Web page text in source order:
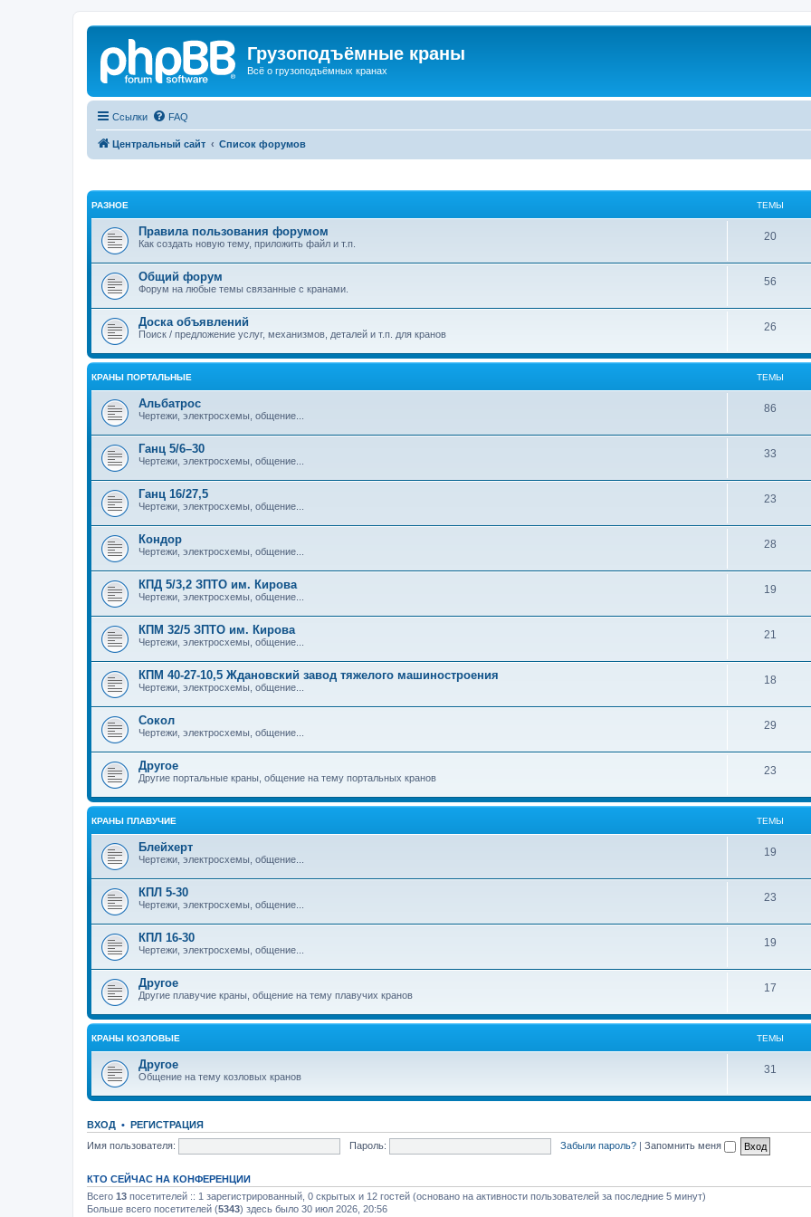
Грузоподъёмные краны
Всё о грузоподъёмных кранах
Ссылки FAQ
Центральный сайт Список форумов
РАЗНОЕ ТЕМЫ
Правила пользования форумом
Как создать новую тему, приложить файл и т.п.
20
Общий форум
Форум на любые темы связанные с кранами.
56
Доска объявлений
Поиск / предложение услуг, механизмов, деталей и т.п. для кранов
26
КРАНЫ ПОРТАЛЬНЫЕ ТЕМЫ
Альбатрос
Чертежи, электросхемы, общение...
86
Ганц 5/6–30
Чертежи, электросхемы, общение...
33
Ганц 16/27,5
Чертежи, электросхемы, общение...
23
Кондор
Чертежи, электросхемы, общение...
28
КПД 5/3,2 ЗПТО им. Кирова
Чертежи, электросхемы, общение...
19
КПМ 32/5 ЗПТО им. Кирова
Чертежи, электросхемы, общение...
21
КПМ 40-27-10,5 Ждановский завод тяжелого машиностроения
Чертежи, электросхемы, общение...
18
Сокол
Чертежи, электросхемы, общение...
29
Другое
Другие портальные краны, общение на тему портальных кранов
23
КРАНЫ ПЛАВУЧИЕ ТЕМЫ
Блейхерт
Чертежи, электросхемы, общение...
19
КПЛ 5-30
Чертежи, электросхемы, общение...
23
КПЛ 16-30
Чертежи, электросхемы, общение...
19
Другое
Другие плавучие краны, общение на тему плавучих кранов
17
КРАНЫ КОЗЛОВЫЕ ТЕМЫ
Другое
Общение на тему козловых кранов
31
ВХОД • РЕГИСТРАЦИЯ
Имя пользователя:
Пароль: Забыли пароль? | Запомнить меня
КТО СЕЙЧАС НА КОНФЕРЕНЦИИ
Всего 13 посетителей :: 1 зарегистрированный, 0 скрытых и 12 гостей (основано на активности пользователей за последние 5 минут)
Больше всего посетителей (5343) здесь было 30 июл 2026, 20:56